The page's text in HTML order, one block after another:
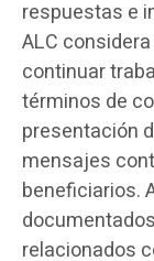
respuestas e
ALC
continuar
términos de
presentación
mensajes
beneficiarios.
relacionados